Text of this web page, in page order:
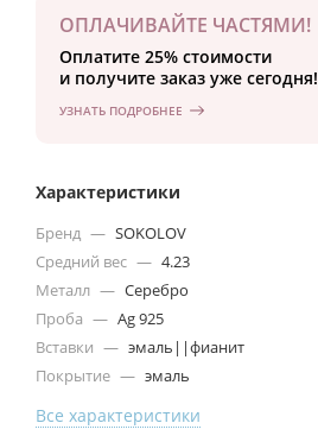
ОПЛАЧИВАЙТЕ ЧАСТЯМИ!
Оплатите 25% стоимости
и получите заказ уже сегодня!
УЗНАТЬ ПОДРОБНЕЕ
Характеристики
Бренд — SOKOLOV
Средний вес — 4.23
Металл — Серебро
Проба — Ag 925
Вставки — эмаль||фианит
Покрытие — эмаль
Все характеристики